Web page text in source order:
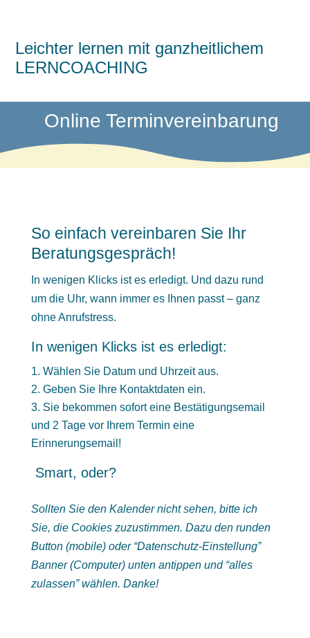
Leichter lernen mit ganzheitlichem
LERNCOACHING
Online Terminvereinbarung
So einfach vereinbaren Sie Ihr
Beratungsgespräch!
In wenigen Klicks ist es erledigt. Und dazu rund
um die Uhr, wann immer es Ihnen passt – ganz
ohne Anrufstress.
In wenigen Klicks ist es erledigt:
Wählen Sie Datum und Uhrzeit aus.
Geben Sie Ihre Kontaktdaten ein.
Sie bekommen sofort eine Bestätigungsemail
und 2 Tage vor Ihrem Termin eine
Erinnerungsemail!
Smart, oder?
Sollten Sie den Kalender nicht sehen, bitte ich
Sie, die Cookies zuzustimmen. Dazu den runden
Button (mobile) oder “Datenschutz-Einstellung”
Banner (Computer) unten antippen und “alles
zulassen” wählen. Danke!